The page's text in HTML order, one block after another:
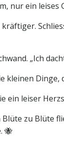
nur ein leises
„Ich
kleinen Dinge,
ein leiser
zu Blüte
🐝